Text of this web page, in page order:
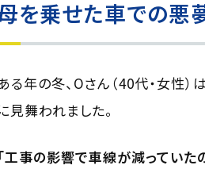
を乗せた車での悪
る年の冬、Oさん（40代・女性
見舞われました。
「工事の影響で車線が減っていた